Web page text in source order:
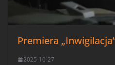
Premiera
2025-10-27